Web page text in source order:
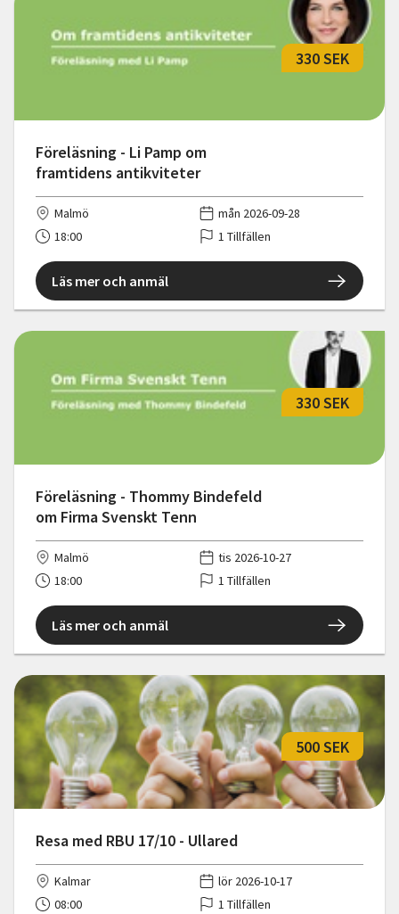
Föreläsning - Li Pamp om
framtidens antikviteter
330 SEK
Malmö
mån 2026-09-28
18:00
1 Tillfällen
Läs mer och anmäl
Föreläsning - Thommy Bindefeld
om Firma Svenskt Tenn
330 SEK
Malmö
tis 2026-10-27
18:00
1 Tillfällen
Läs mer och anmäl
Resa med RBU 17/10 - Ullared
500 SEK
Kalmar
lör 2026-10-17
08:00
1 Tillfällen